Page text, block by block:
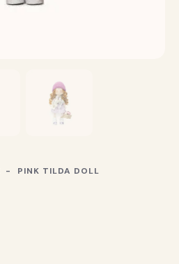
PINK TILDA DOLL